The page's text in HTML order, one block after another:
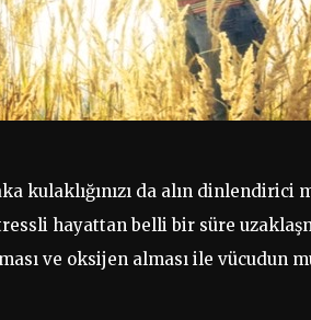
kulaklığınızı da alın
hayattan belli bir süre
ve oksijen alması ile vücudun